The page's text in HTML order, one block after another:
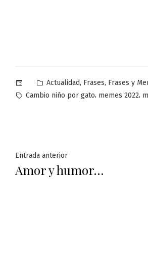
Publicado
en
Actualidad, Frases, Frases y
Etiquetas:
Cambio niño por gato, memes 2022,
Navegación
de
Entrada anteriorEntrada
anterior:
Amor y humor…